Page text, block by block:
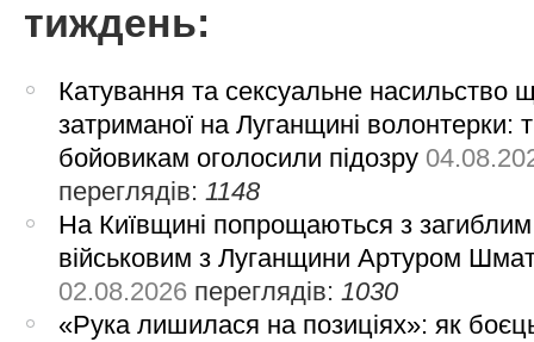
тиждень:
Катування та сексуальне насильство
затриманої на Луганщині волонтерки:
бойовикам оголосили підозру
переглядів:1148
На Київщині попрощаються з загиблим
військовим з Луганщини Артуром
02.08.2026 переглядів:1030
«Рука лишилася на позиціях»: як